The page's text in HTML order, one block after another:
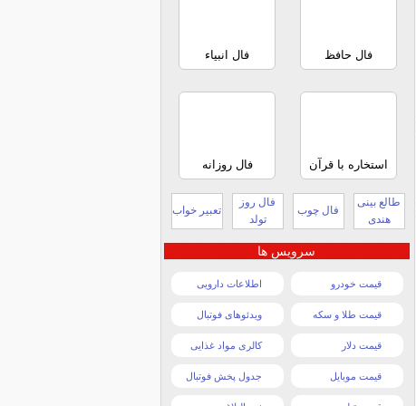
فال حافظ فال انبیاء
استخاره با قرآن فال روزانه
طالع بینی
هندی
فال چوب
فال روز
تولد
تعبیر خواب
سرویس ها
قیمت خودرو اطلاعات دارویی
قیمت طلا و سکه ویدئوهای فوتبال
قیمت دلار کالری مواد غذایی
قیمت موبایل جدول پخش فوتبال